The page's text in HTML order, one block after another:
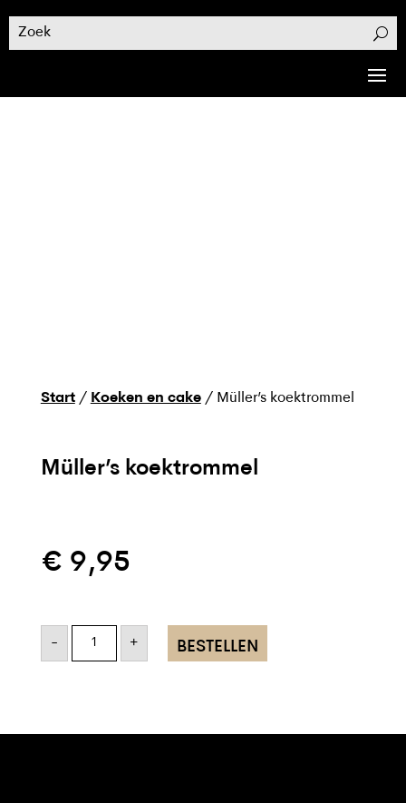
Start/ Koeken en cake/ Müller’s koektrommel
Müller’s koektrommel
€ 9,95
-
koektrommel+ BESTELLEN